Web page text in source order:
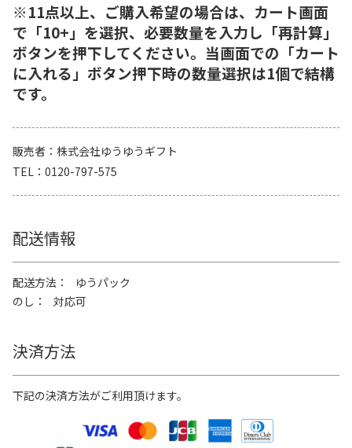
※11点以上、ご購入希望の場合は、カート画面
で「10+」を選択、必要数量を入力し「再計算」
ボタンを押下してください。当画面での「カート
に入れる」ボタン押下時の数量選択は1個で結構
です。
販売者
株式会社ゆうゆうギフト
TEL
0120-797-575
配送情報
配送方法
ゆうパック
のし
対応可
決済方法
下記の決済方法がご利用頂けます。